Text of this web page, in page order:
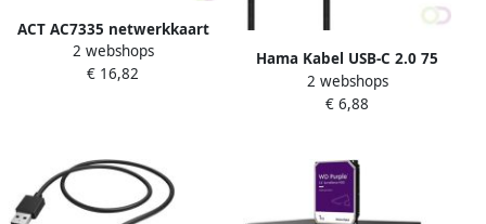
ACT AC7335 netwerkkaart
Ethernet 1000 Mbit s
(AC7335)
2 webshops
€ 16,82
Hama Kabel USB-C 2.0 75
meter
2 webshops
€ 6,88